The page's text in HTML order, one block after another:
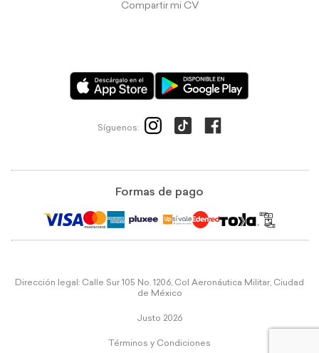
Compartir mi CV
Síguenos:
Formas de pago
Dirección legal: Calle Sur 105 No. 1206, Col Aeronáutica Militar, Ciudad
de México
Justo 2026
Términos y Condiciones